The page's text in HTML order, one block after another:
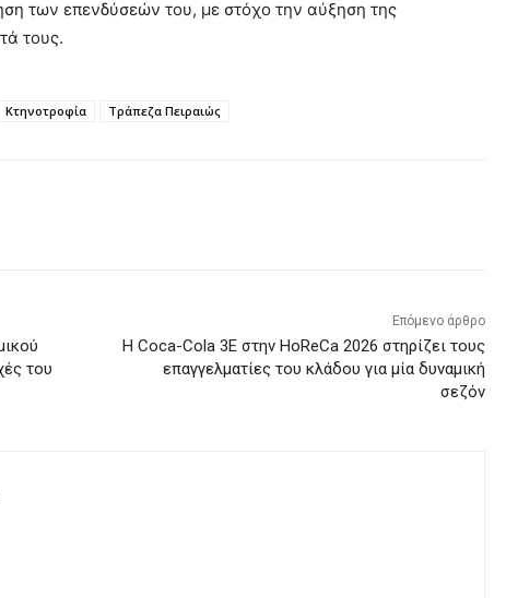
των επενδύσεών του, με στόχο την αύξηση της
τους.
Κτηνοτροφία Τράπεζα Πειραιώς
του
Επόμενο άρθρο
Η Coca-Cola 3E στην HoReCa 2026 στηρίζει τους
επαγγελματίες του κλάδου για μία δυναμική
σεζόν